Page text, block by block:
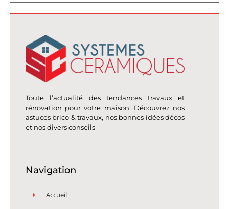
Toute l’actualité des tendances travaux et
rénovation pour votre maison. Découvrez nos
astuces brico & travaux, nos bonnes idées décos
et nos divers conseils
Navigation
Accueil